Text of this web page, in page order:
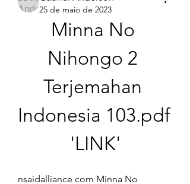
25 de maio de 2023
Minna No
Nihongo 2
Terjemahan
Indonesia 103.pdf
'LINK'
nsaidalliance com Minna No